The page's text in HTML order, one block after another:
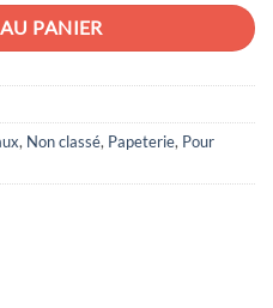
PANIER
, Non classé, Papeterie, Pour